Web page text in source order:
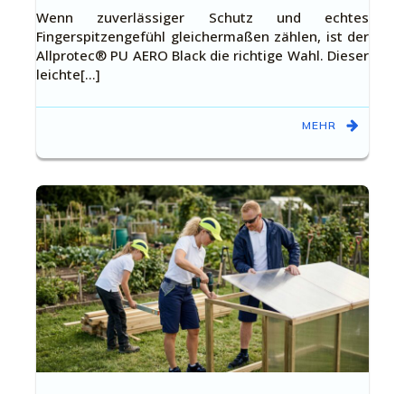
Wenn zuverlässiger Schutz und echtes
Fingerspitzengefühl gleichermaßen zählen, ist der
Allprotec® PU AERO Black die richtige Wahl. Dieser
leichte[…]
MEHR